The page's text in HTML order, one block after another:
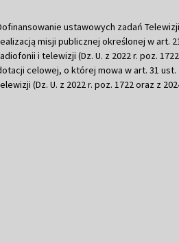
ustawowych zadań
misji publicznej określonej w art.
i telewizji (Dz. U. z 2022 r. poz.
celowej, o której mowa w art. 31 ust.
(Dz. U. z 2022 r. poz. 1722 oraz z